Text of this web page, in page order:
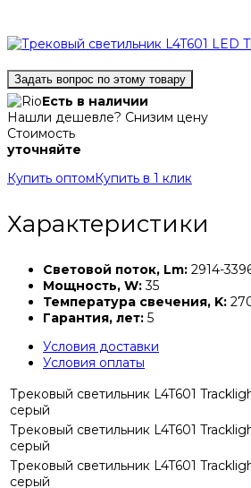
Задать вопрос по этому товару
Есть в наличии
Нашли дешевле? Снизим цену
Стоимость
уточняйте
Купить оптомКупить в 1 клик
Характеристики
Световой поток, Lm: 2914-
Мощность, W:35
Температура свечения, K:
Гарантия, лет: 5
Условия доставки
Условия оплаты
Трековый светильник L4T601
серый
Трековый светильник L4T601
серый
Трековый светильник L4T601
серый